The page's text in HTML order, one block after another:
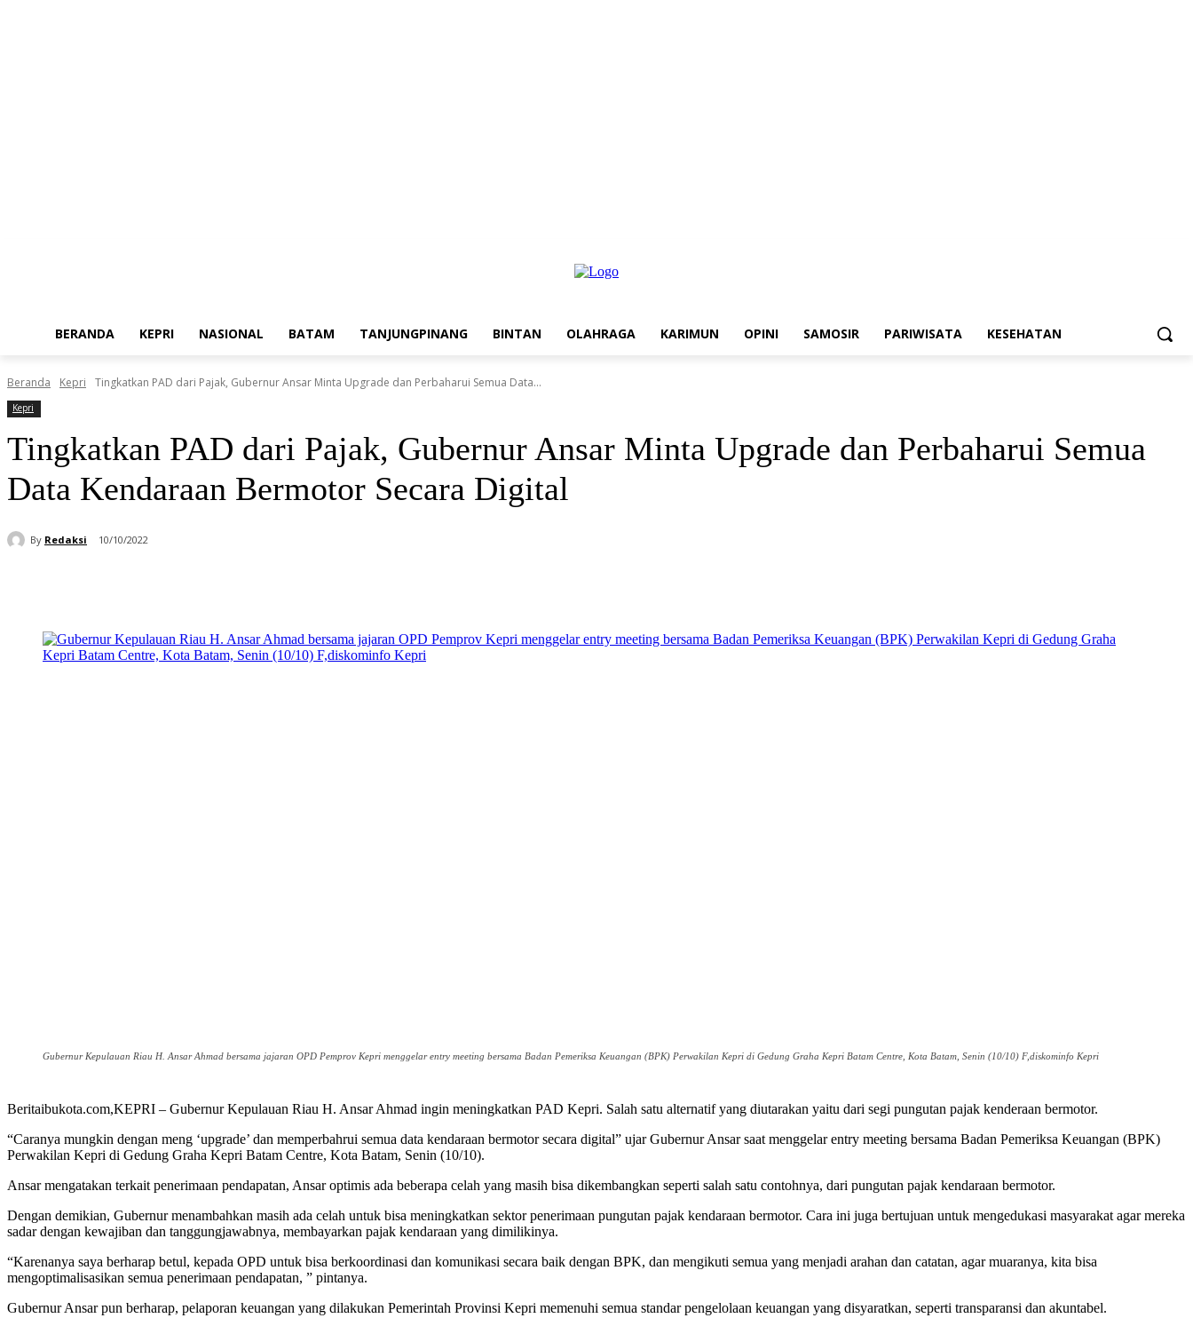
BERANDA KEPRI NASIONAL BATAM TANJUNGPINANG BINTAN OLAHRAGA KARIMUN OPINI SAMOSIR PARIWISATA KESEHATAN
Beranda Kepri Tingkatkan PAD dari Pajak, Gubernur Ansar Minta Upgrade dan Perbaharui Semua Data...
Kepri
Tingkatkan PAD dari Pajak, Gubernur Ansar Minta Upgrade dan Perbaharui Semua
Data Kendaraan Bermotor Secara Digital
By Redaksi 10/10/2022
Gubernur Kepulauan Riau H. Ansar Ahmad bersama jajaran OPD Pemprov Kepri menggelar entry meeting bersama Badan Pemeriksa Keuangan (BPK) Perwakilan Kepri di Gedung Graha Kepri Batam Centre, Kota Batam, Senin (10/10) F,diskominfo Kepri
Beritaibukota.com,KEPRI – Gubernur Kepulauan Riau H. Ansar Ahmad ingin meningkatkan PAD Kepri. Salah satu alternatif yang diutarakan yaitu dari segi pungutan pajak kenderaan bermotor.
“Caranya mungkin dengan meng ‘upgrade’ dan memperbahrui semua data kendaraan bermotor secara digital” ujar Gubernur Ansar saat menggelar entry meeting bersama Badan Pemeriksa Keuangan (BPK)
Perwakilan Kepri di Gedung Graha Kepri Batam Centre, Kota Batam, Senin (10/10).
Ansar mengatakan terkait penerimaan pendapatan, Ansar optimis ada beberapa celah yang masih bisa dikembangkan seperti salah satu contohnya, dari pungutan pajak kendaraan bermotor.
Dengan demikian, Gubernur menambahkan masih ada celah untuk bisa meningkatkan sektor penerimaan pungutan pajak kendaraan bermotor. Cara ini juga bertujuan untuk mengedukasi masyarakat agar mereka
sadar dengan kewajiban dan tanggungjawabnya, membayarkan pajak kendaraan yang dimilikinya.
“Karenanya saya berharap betul, kepada OPD untuk bisa berkoordinasi dan komunikasi secara baik dengan BPK, dan mengikuti semua yang menjadi arahan dan catatan, agar muaranya, kita bisa
mengoptimalisasikan semua penerimaan pendapatan, ” pintanya.
Gubernur Ansar pun berharap, pelaporan keuangan yang dilakukan Pemerintah Provinsi Kepri memenuhi semua standar pengelolaan keuangan yang disyaratkan, seperti transparansi dan akuntabel.